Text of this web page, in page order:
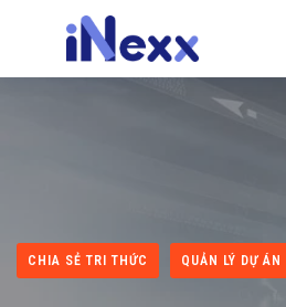
CHIA SẺ TRI THỨC QUẢN LÝ DỰ ÁN